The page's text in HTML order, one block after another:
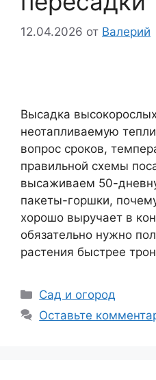
12.04.2026 от Валерий
Высадка
неотапливаемую
вопрос сроков,
правильной схемы
высаживаем 50-
пакеты-горшки,
хорошо выручает в
обязательно нужно
растения быстрее
Рубрики
Сад и огород
Оставьте